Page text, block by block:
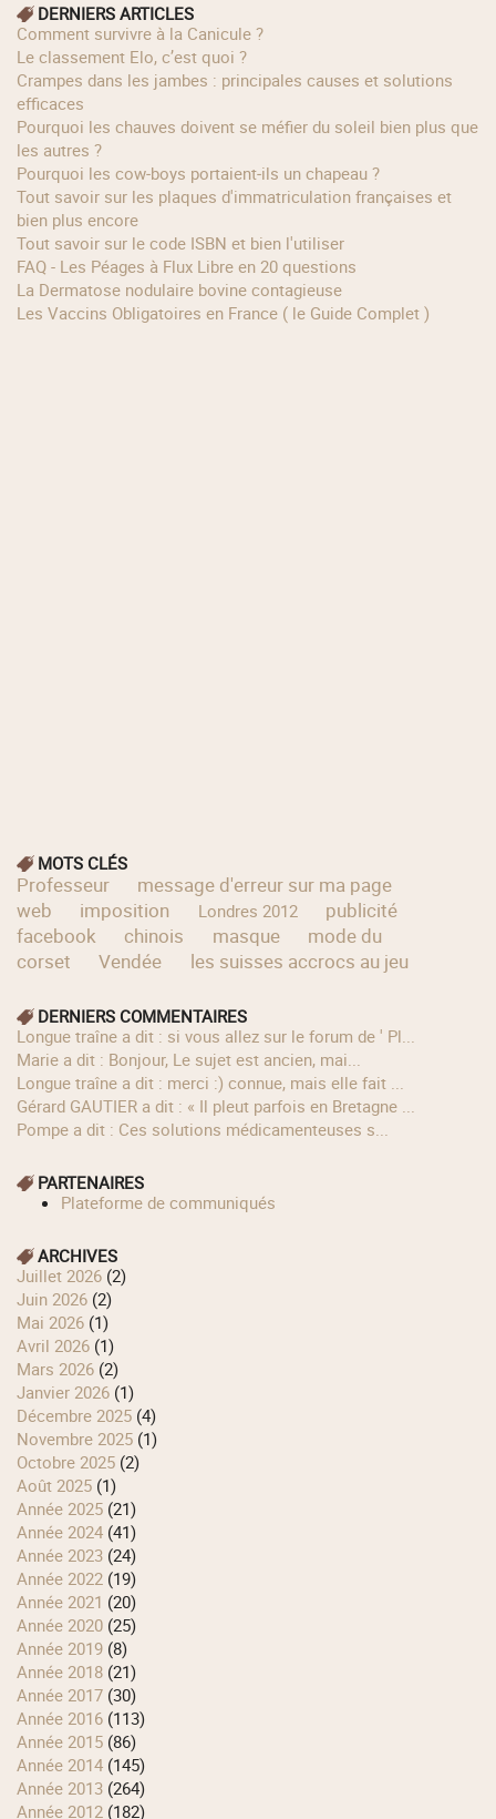
DERNIERS ARTICLES
Comment survivre à la Canicule ?
Le classement Elo, c’est quoi ?
Crampes dans les jambes : principales causes et solutions
efficaces
Pourquoi les chauves doivent se méfier du soleil bien plus que
les autres ?
Pourquoi les cow‑boys portaient‑ils un chapeau ?
Tout savoir sur les plaques d'immatriculation françaises et
bien plus encore
Tout savoir sur le code ISBN et bien l'utiliser
FAQ - Les Péages à Flux Libre en 20 questions
La Dermatose nodulaire bovine contagieuse
Les Vaccins Obligatoires en France ( le Guide Complet )
MOTS CLÉS
Professeur
message d'erreur sur ma page
web
imposition Londres 2012
publicité
facebook
chinois masque
mode du
corset
Vendée les suisses accrocs au jeu
DERNIERS COMMENTAIRES
longue traîne a dit : si vous allez sur le forum de ' Pl...
Marie a dit : Bonjour, Le sujet est ancien, mai...
longue traîne a dit : merci :) connue, mais elle fait ...
Gérard GAUTIER a dit : « Il pleut parfois en Bretagne ...
Pompe a dit : Ces solutions médicamenteuses s...
PARTENAIRES
Plateforme de communiqués
ARCHIVES
juillet 2026 (2)
juin 2026 (2)
mai 2026 (1)
avril 2026 (1)
mars 2026 (2)
janvier 2026 (1)
décembre 2025 (4)
novembre 2025 (1)
octobre 2025 (2)
août 2025 (1)
année 2025 (21)
année 2024 (41)
année 2023 (24)
année 2022 (19)
année 2021 (20)
année 2020 (25)
année 2019 (8)
année 2018 (21)
année 2017 (30)
année 2016 (113)
année 2015 (86)
année 2014 (145)
année 2013 (264)
année 2012 (182)